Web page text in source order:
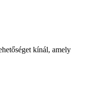
kínál, amely